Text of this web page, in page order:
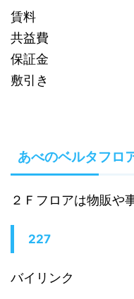
賃料
共益費
保証金
敷引き
あべのベルタフロ
２Ｆフロアは物販や
227
バイリンク